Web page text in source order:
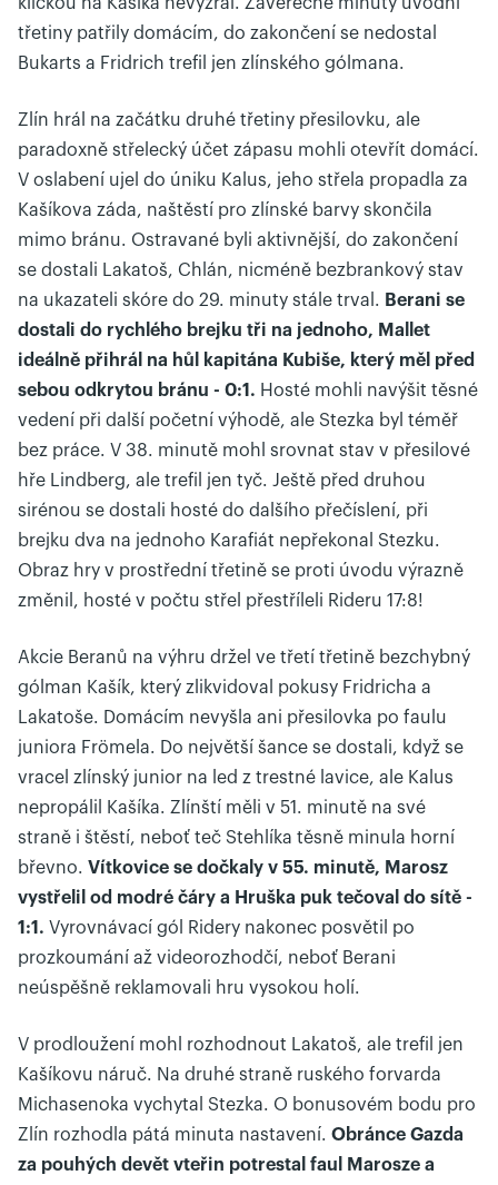
třetiny patřily domácím, do zakončení se nedostal
Bukarts a Fridrich trefil jen zlínského gólmana.
Zlín hrál na začátku druhé třetiny přesilovku, ale
paradoxně střelecký účet zápasu mohli otevřít domácí.
V oslabení ujel do úniku Kalus, jeho střela propadla za
Kašíkova záda, naštěstí pro zlínské barvy skončila
mimo bránu. Ostravané byli aktivnější, do zakončení
se dostali Lakatoš, Chlán, nicméně bezbrankový stav
na ukazateli skóre do 29. minuty stále trval. Berani se
dostali do rychlého brejku tři na jednoho, Mallet
ideálně přihrál na hůl kapitána Kubiše, který měl před
sebou odkrytou bránu - 0:1. Hosté mohli navýšit těsné
vedení při další početní výhodě, ale Stezka byl téměř
bez práce. V 38. minutě mohl srovnat stav v přesilové
hře Lindberg, ale trefil jen tyč. Ještě před druhou
sirénou se dostali hosté do dalšího přečíslení, při
brejku dva na jednoho Karafiát nepřekonal Stezku.
Obraz hry v prostřední třetině se proti úvodu výrazně
změnil, hosté v počtu střel přestříleli Rideru 17:8!
Akcie Beranů na výhru držel ve třetí třetině bezchybný
gólman Kašík, který zlikvidoval pokusy Fridricha a
Lakatoše. Domácím nevyšla ani přesilovka po faulu
juniora Frömela. Do největší šance se dostali, když se
vracel zlínský junior na led z trestné lavice, ale Kalus
nepropálil Kašíka. Zlínští měli v 51. minutě na své
straně i štěstí, neboť teč Stehlíka těsně minula horní
břevno. Vítkovice se dočkaly v 55. minutě, Marosz
vystřelil od modré čáry a Hruška puk tečoval do sítě -
1:1. Vyrovnávací gól Ridery nakonec posvětil po
prozkoumání až videorozhodčí, neboť Berani
neúspěšně reklamovali hru vysokou holí.
V prodloužení mohl rozhodnout Lakatoš, ale trefil jen
Kašíkovu náruč. Na druhé straně ruského forvarda
Michasenoka vychytal Stezka. O bonusovém bodu pro
Zlín rozhodla pátá minuta nastavení. Obránce Gazda
za pouhých devět vteřin potrestal faul Marosze a